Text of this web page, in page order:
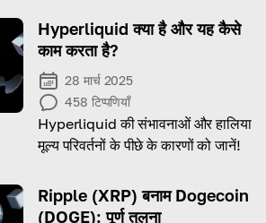
Hyperliquid क्या है और यह कैसे
काम करता है?
28 मार्च 2025
458 टिप्पणियाँ
Hyperliquid की संभावनाओं और हालिया
मूल्य परिवर्तनों के पीछे के कारणों को जानें!
Ripple (XRP) बनाम Dogecoin
(DOGE): पूर्ण तुलना